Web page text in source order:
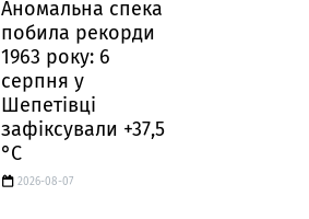
Аномальна спека
побила рекорди
1963 року: 6
серпня у
Шепетівці
зафіксували +37,5
°C
2026-08-07